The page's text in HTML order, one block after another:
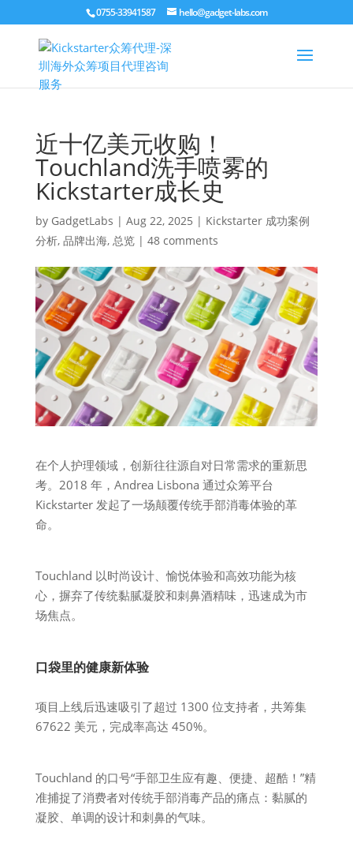
0755-33941587 hello@gadget-labs.com
近十亿美元收购！
Touchland洗手喷雾的
Kickstarter成长史
by GadgetLabs | Aug 22, 2025 | Kickstarter 成功案例
分析, 品牌出海, 总览| 48 comments
在个人护理领域，创新往往源自对日常需求的重新思
考。2018 年，Andrea Lisbona 通过众筹平台
Kickstarter 发起了一场颠覆传统手部消毒体验的革
命。
Touchland 以时尚设计、愉悦体验和高效功能为核
心，摒弃了传统黏腻凝胶和刺鼻酒精味，迅速成为市
场焦点。
口袋里的健康新体验
项目上线后迅速吸引了超过 1300 位支持者，共筹集
67622 美元，完成率高达 450%。
Touchland 的口号“手部卫生应有趣、便捷、超酷！”精
准捕捉了消费者对传统手部消毒产品的痛点：黏腻的
凝胶、单调的设计和刺鼻的气味。